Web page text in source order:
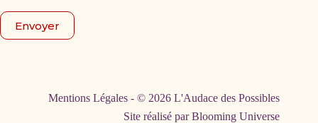
Mentions Légales - © 2026 L'Audace des Possibles
Site réalisé parBlooming Universe